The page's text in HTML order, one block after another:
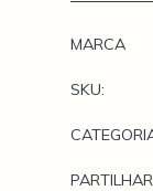
MARCA
SKU:
PARTILHAR